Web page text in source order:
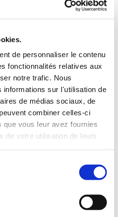
de personnaliser le contenu
fonctionnalités relatives aux
notre trafic. Nous
informations sur l'utilisation de
de médias sociaux, de
combiner celles-ci
vous leur avez fournies
de votre utilisation de leurs
Habillage Bois
Cloison de
franchise)
plein
LOCATION